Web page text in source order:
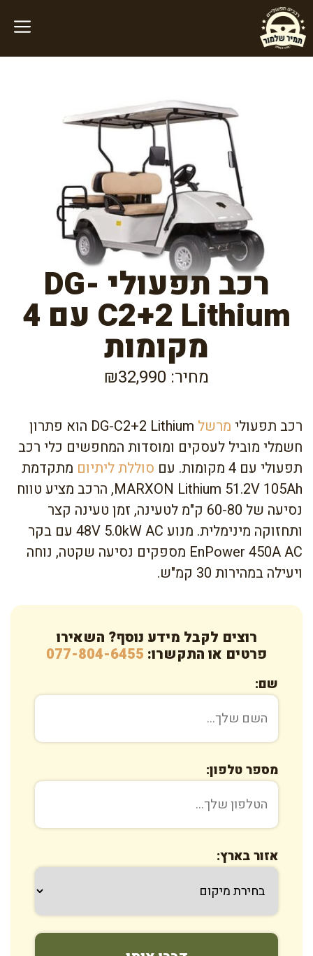
לדלג
לתוכן
רכב תפעולי DG-
C2+2 Lithium עם 4
מקומות
מחיר: ₪32,990
רכב תפעולי מרשל
DG-C2+2 Lithium הוא פתרון
חשמלי מוביל לעסקים ומוסדות המחפשים כלי רכב
תפעולי עם 4 מקומות. עם
סוללת ליתיום מתקדמת
MARXON Lithium 51.2V 105Ah, הרכב מציע טווח
נסיעה של 60-80 ק"מ לטעינה, זמן טעינה קצר
ותחזוקה מינימלית. מנוע 48V 5.0kW AC עם בקר
EnPower 450A AC מספקים נסיעה שקטה, נוחה
ויעילה במהירות 30 קמ"ש.
רוצים לקבל מידע נוסף? השאירו
פרטים או התקשרו: 077-804-6455
שם:
מספר טלפון:
אזור בארץ: